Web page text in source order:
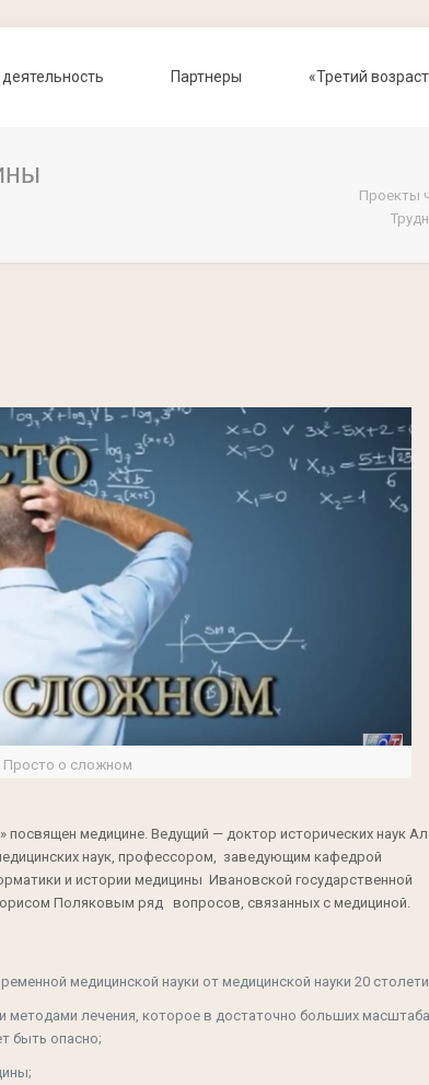
Партнеры «Третий
Проекты
Просто о сложном
медицине. Ведущий — доктор исторических наук
наук, профессором, заведующим кафедрой
и истории медицины Ивановской государственной
Поляковым ряд вопросов, связанных с медициной.
медицинской науки от медицинской науки 20
методами лечения, которое в достаточно больших
быть опасно;